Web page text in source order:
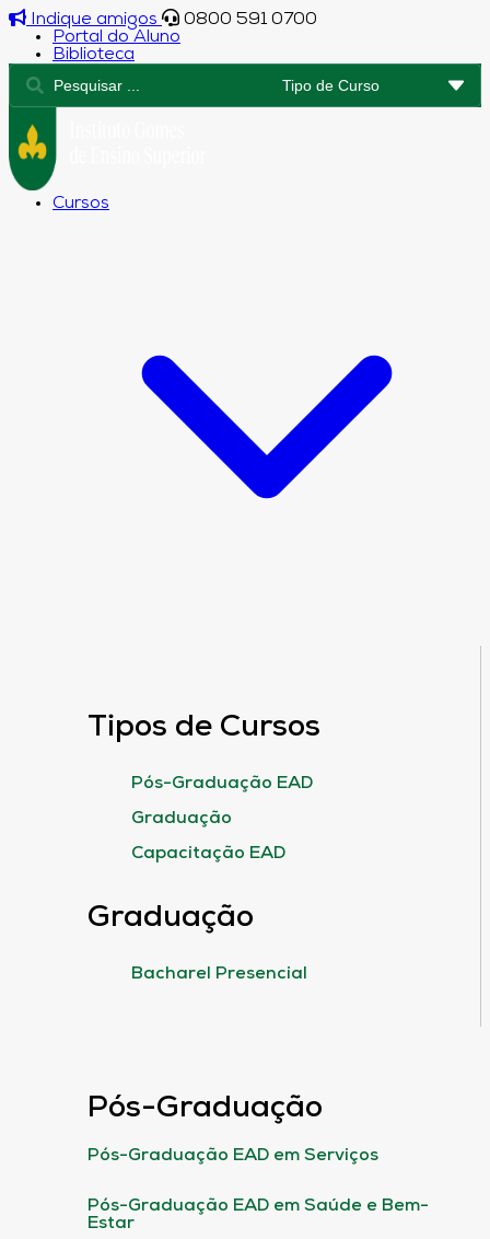
Indique amigos
0800 591 0700
Portal do Aluno
Biblioteca
Cursos
Tipos de Cursos
Pós-Graduação EAD
Graduação
Capacitação EAD
Graduação
Bacharel Presencial
Pós-Graduação
Pós-Graduação EAD em Serviços
Pós-Graduação EAD em Saúde e Bem-
Estar